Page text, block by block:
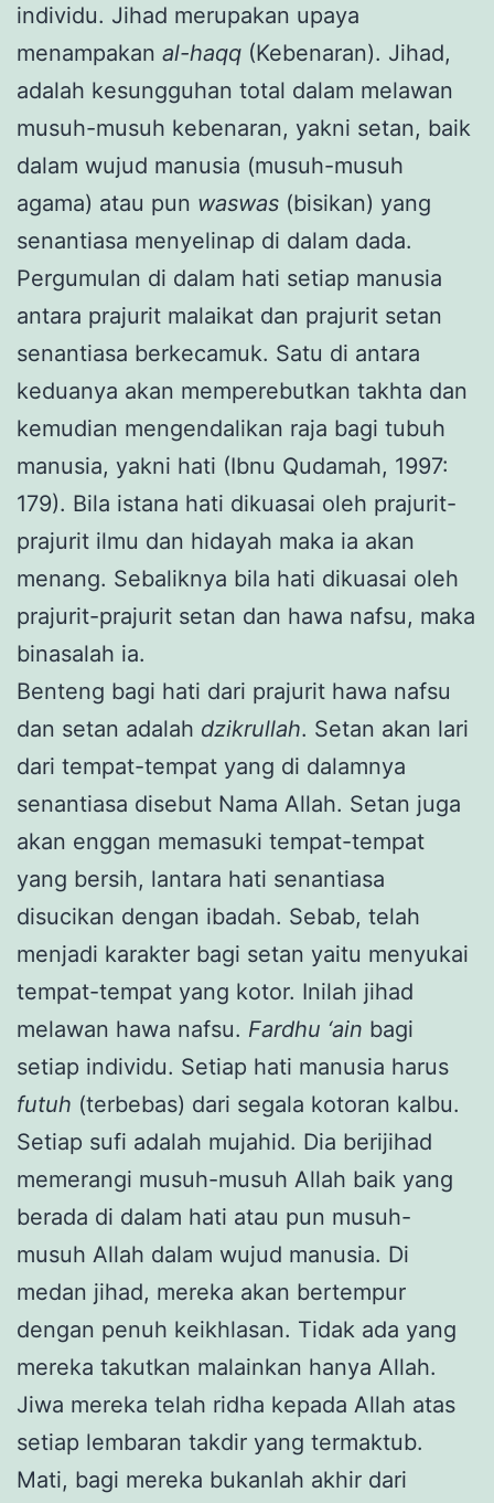
individu. Jihad merupakan upaya
menampakan al-haqq (Kebenaran). Jihad,
adalah kesungguhan total dalam melawan
musuh-musuh kebenaran, yakni setan, baik
dalam wujud manusia (musuh-musuh
agama) atau pun waswas (bisikan) yang
senantiasa menyelinap di dalam dada.
Pergumulan di dalam hati setiap manusia
antara prajurit malaikat dan prajurit setan
senantiasa berkecamuk. Satu di antara
keduanya akan memperebutkan takhta dan
kemudian mengendalikan raja bagi tubuh
manusia, yakni hati (Ibnu Qudamah, 1997:
179). Bila istana hati dikuasai oleh prajurit-
prajurit ilmu dan hidayah maka ia akan
menang. Sebaliknya bila hati dikuasai oleh
prajurit-prajurit setan dan hawa nafsu, maka
binasalah ia.
Benteng bagi hati dari prajurit hawa nafsu
dan setan adalah dzikrullah. Setan akan lari
dari tempat-tempat yang di dalamnya
senantiasa disebut Nama Allah. Setan juga
akan enggan memasuki tempat-tempat
yang bersih, lantara hati senantiasa
disucikan dengan ibadah. Sebab, telah
menjadi karakter bagi setan yaitu menyukai
tempat-tempat yang kotor. Inilah jihad
melawan hawa nafsu. Fardhu ‘ain bagi
setiap individu. Setiap hati manusia harus
futuh (terbebas) dari segala kotoran kalbu.
Setiap sufi adalah mujahid. Dia berijihad
memerangi musuh-musuh Allah baik yang
berada di dalam hati atau pun musuh-
musuh Allah dalam wujud manusia. Di
medan jihad, mereka akan bertempur
dengan penuh keikhlasan. Tidak ada yang
mereka takutkan malainkan hanya Allah.
Jiwa mereka telah ridha kepada Allah atas
setiap lembaran takdir yang termaktub.
Mati, bagi mereka bukanlah akhir dari